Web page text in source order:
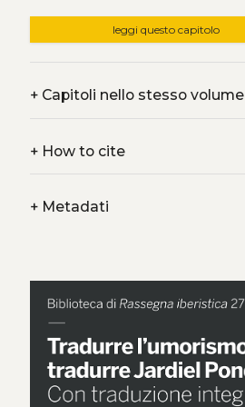
leggi questo capitolo
+Capitoli nello stesso volume
+How to cite
+Metadati